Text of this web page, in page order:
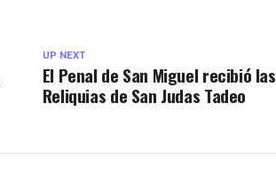
UP NEXT
El Penal de San Miguel recibió las
Reliquias de San Judas Tadeo